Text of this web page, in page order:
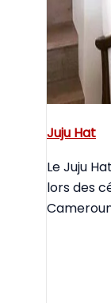
Juju Hat
Le Juju
lors des